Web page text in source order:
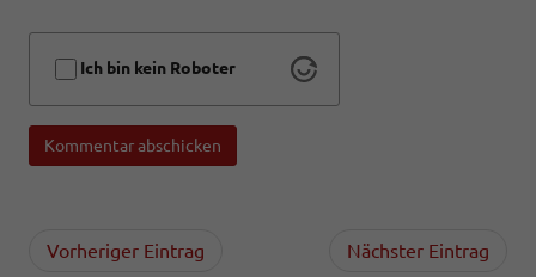
Ich bin kein Roboter
Kommentar abschicken
Vorheriger Eintrag Nächster Eintrag